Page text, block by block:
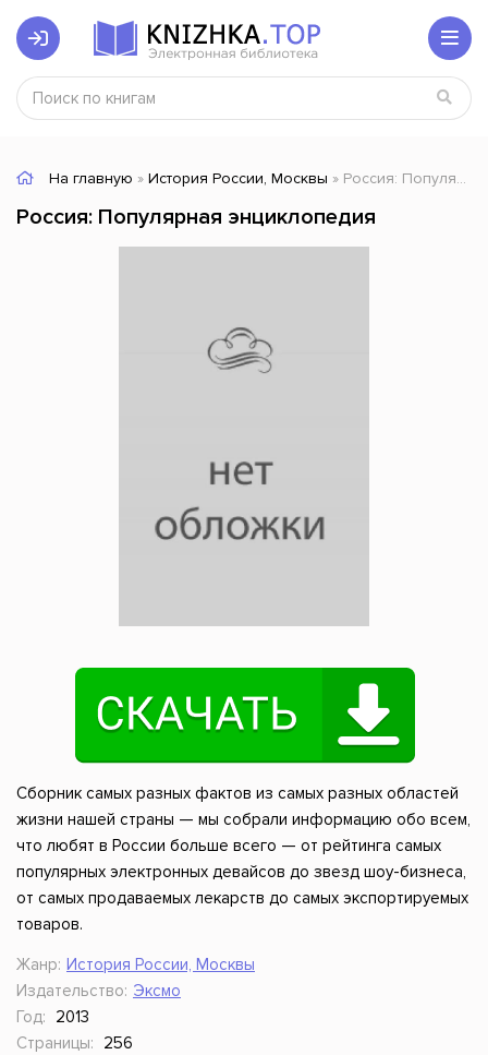
На главную » История России, Москвы » Россия: Популярная энциклопедия
Россия: Популярная энциклопедия
Сборник самых разных фактов из самых разных областей
жизни нашей страны — мы собрали информацию обо всем,
что любят в России больше всего — от рейтинга самых
популярных электронных девайсов до звезд шоу-бизнеса,
от самых продаваемых лекарств до самых экспортируемых
товаров.
Жанр: История России, Москвы
Издательство: Эксмо
Год:
2013
Страницы:
256